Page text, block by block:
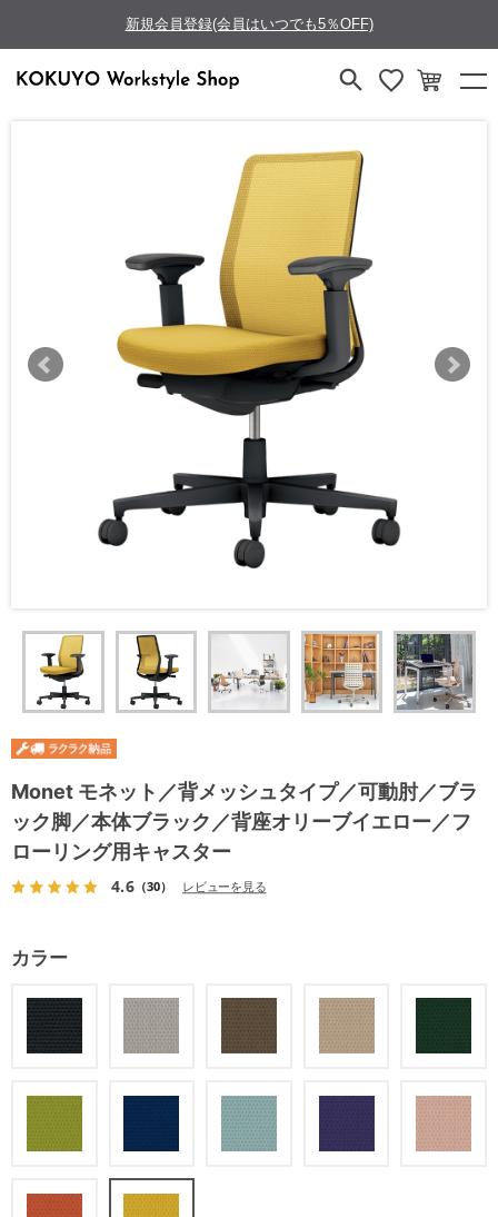
新規会員登録(会員はいつでも5％OFF)
Monet モネット／背メッシュタイプ／可動肘／ブラ
ック脚／本体ブラック／背座オリーブイエロー／フ
ローリング用キャスター
4.6（30） レビューを見る
カラー